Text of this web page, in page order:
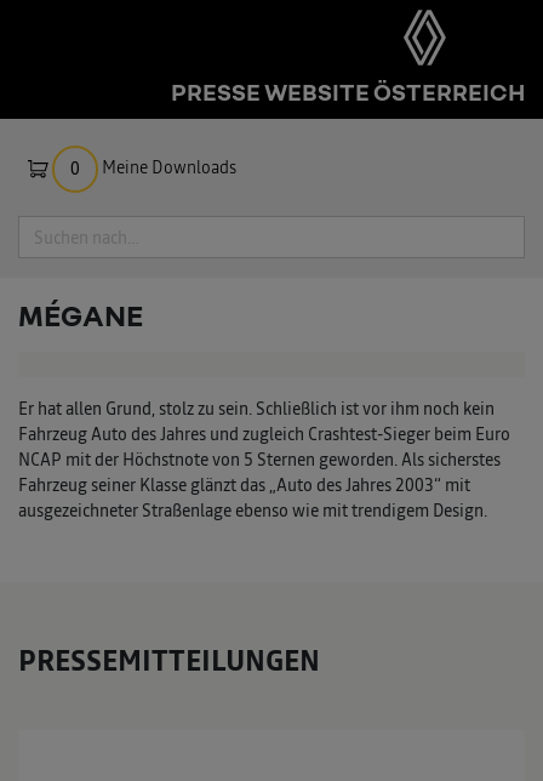
PRESSE WEBSITE ÖSTERREICH
0 Meine Downloads
Suche
MÉGANE
Er hat allen Grund, stolz zu sein. Schließlich ist vor ihm noch kein
Fahrzeug Auto des Jahres und zugleich Crashtest-Sieger beim Euro
NCAP mit der Höchstnote von 5 Sternen geworden. Als sicherstes
Fahrzeug seiner Klasse glänzt das „Auto des Jahres 2003“ mit
ausgezeichneter Straßenlage ebenso wie mit trendigem Design.
PRESSEMITTEILUNGEN